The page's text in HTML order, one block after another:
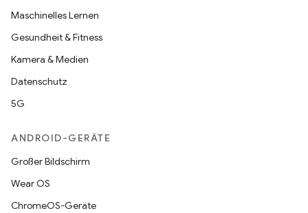
Maschinelles Lernen
Gesundheit & Fitness
Kamera & Medien
Datenschutz
5G
ANDROID-GERÄTE
Großer Bildschirm
Wear OS
ChromeOS-Geräte